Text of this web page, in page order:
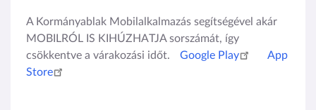
A Kormányablak Mobilalkalmazás segítségével akár
MOBILRÓL IS KIHÚZHATJA sorszámát, így
csökkentve a várakozási időt.
Google Play
App
Store